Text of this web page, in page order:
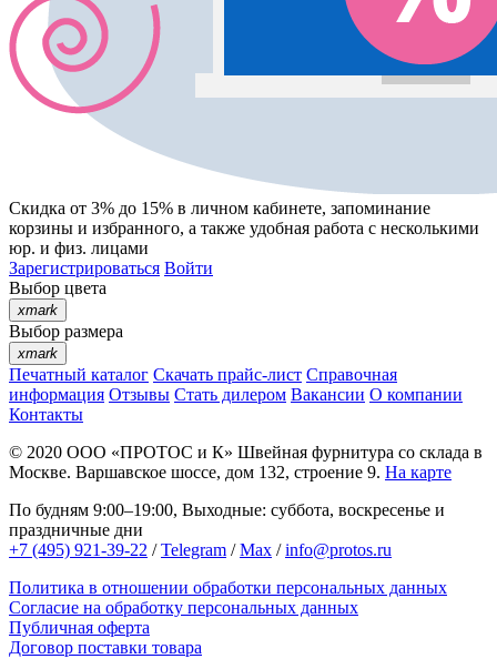
Скидка от 3% до 15% в личном кабинете, запоминание
корзины и избранного, а также удобная работа с несколькими
юр. и физ. лицами
Зарегистрироваться Войти
Выбор цвета
xmark
Выбор размера
xmark
Печатный каталог Скачать прайс-лист Справочная
информация Отзывы Стать дилером Вакансии О компании
Контакты
© 2020 ООО «ПРОТОС и К» Швейная фурнитура со склада в
Москве. Варшавское шоссе, дом 132, строение 9. На карте
По будням 9:00–19:00, Выходные: суббота, воскресенье и
праздничные дни
+7 (495) 921-39-22 /Telegram /Max /info@protos.ru
Политика в отношении обработки персональных данных
Согласие на обработку персональных данных
Публичная оферта
Договор поставки товара